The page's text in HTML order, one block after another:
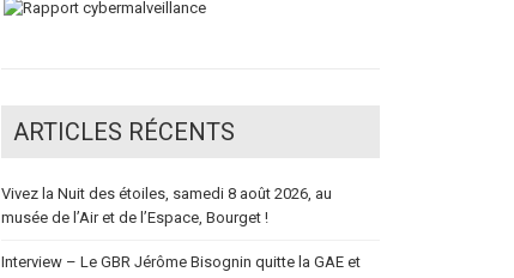
ARTICLES RÉCENTS
Vivez la Nuit des étoiles, samedi 8 août 2026, au
musée de l’Air et de l’Espace, Bourget !
Interview – Le GBR Jérôme Bisognin quitte la GAE et